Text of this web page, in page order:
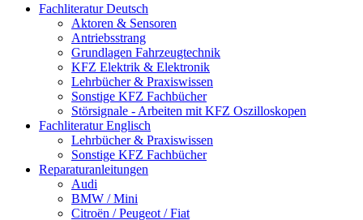
Fachliteratur Deutsch
Aktoren & Sensoren
Antriebsstrang
Grundlagen Fahrzeugtechnik
KFZ Elektrik & Elektronik
Lehrbücher & Praxiswissen
Sonstige KFZ Fachbücher
Störsignale - Arbeiten mit KFZ Oszilloskopen
Fachliteratur Englisch
Lehrbücher & Praxiswissen
Sonstige KFZ Fachbücher
Reparaturanleitungen
Audi
BMW / Mini
Citroën / Peugeot / Fiat